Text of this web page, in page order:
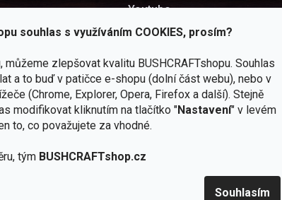
souhlas s využíváním COOKIES, prosím?
můžeme zlepšovat kvalitu BUSHCRAFTshopu. Souhlas
a to buď v patičce e-shopu (dolní část webu), nebo v
(Chrome, Explorer, Opera, Firefox a další). Stejně
modifikovat kliknutím na tlačítko "Nastavení" v levém
to, co považujete za vhodné.
tým BUSHCRAFTshop.cz
Souhlasím
Youtube
2
kamenné
Navštivte
Vlastní
značka
Poctivá
Užijte si to v přírodě